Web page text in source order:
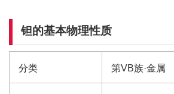
钽的基本物理性质
分类 第VB族·金属